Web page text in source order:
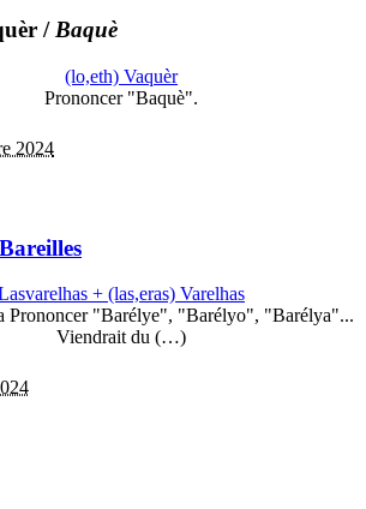
/Baquè
(lo,eth) Vaquèr
Prononcer "Baquè".
2024
+ (las,eras) Varelhas
Prononcer "Barélye", "Barélyo", "Barélya"...
Viendrait du (…)